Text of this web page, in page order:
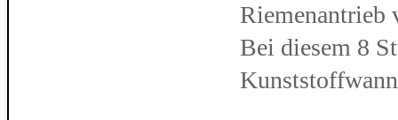
Riemenantrieb
Bei diesem 8